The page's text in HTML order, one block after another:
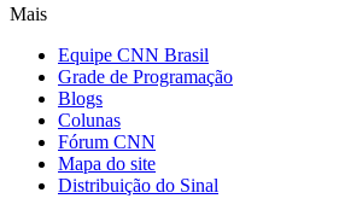
Mais
Equipe CNN Brasil
Grade de Programação
Blogs
Colunas
Fórum CNN
Mapa do site
Distribuição do Sinal